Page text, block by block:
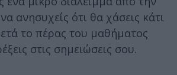
ανησυχείς ότι θα χάσεις κάτι
το πέρας του μαθήματος
στις σημειώσεις σου.